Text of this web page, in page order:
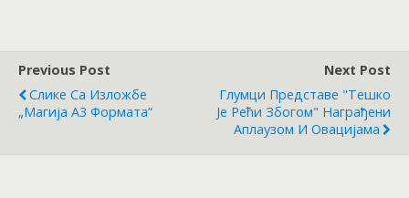
Previous Post
Слике Са Изложбе
„Магија А3 Формата“
Next Post
Глумци Представе "Тешко
Је Рећи Збогом" Награђени
Аплаузом И Овацијама